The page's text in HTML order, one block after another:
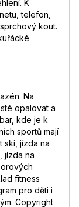
K
telefon,
kout.
Na
opalovat a
kde je k
sportů mají
ski, jízda na
jízda na
fitness
pro děti i
Copyright